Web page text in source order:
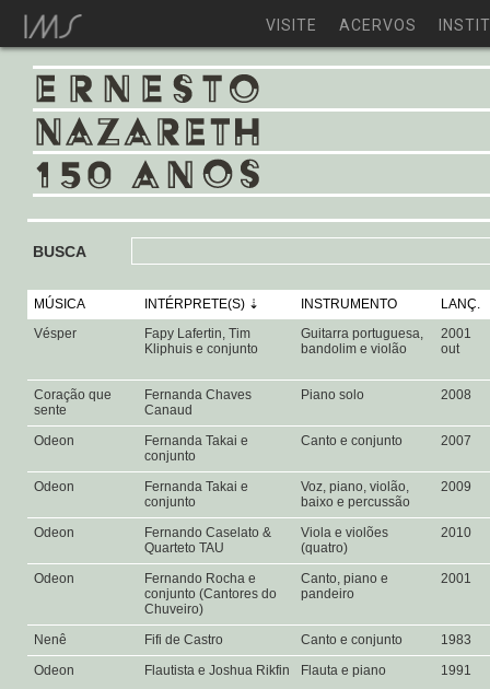
VISITE ACERVOS
BUSCA
MÚSICA INTÉRPRETE(S) INSTRUMENTO
LANÇ.
Vésper
Fapy Lafertin, Tim
Kliphuis e conjunto
Guitarra portuguesa,
bandolim e violão
2001
out
Coração que
sente
Fernanda Chaves
Canaud
Piano solo 2008
Odeon
Fernanda Takai e
conjunto
Canto e conjunto 2007
Odeon
Fernanda Takai e
conjunto
Voz, piano, violão,
baixo e percussão
2009
Odeon
Fernando Caselato &
Quarteto TAU
Viola e violões
(quatro)
2010
Odeon
Fernando Rocha e
conjunto (Cantores do
Chuveiro)
Canto, piano e
pandeiro
2001
Nenê Fifi de Castro Canto e conjunto
1983
Odeon
Flautista e Joshua Rikfin Flauta e piano 1991